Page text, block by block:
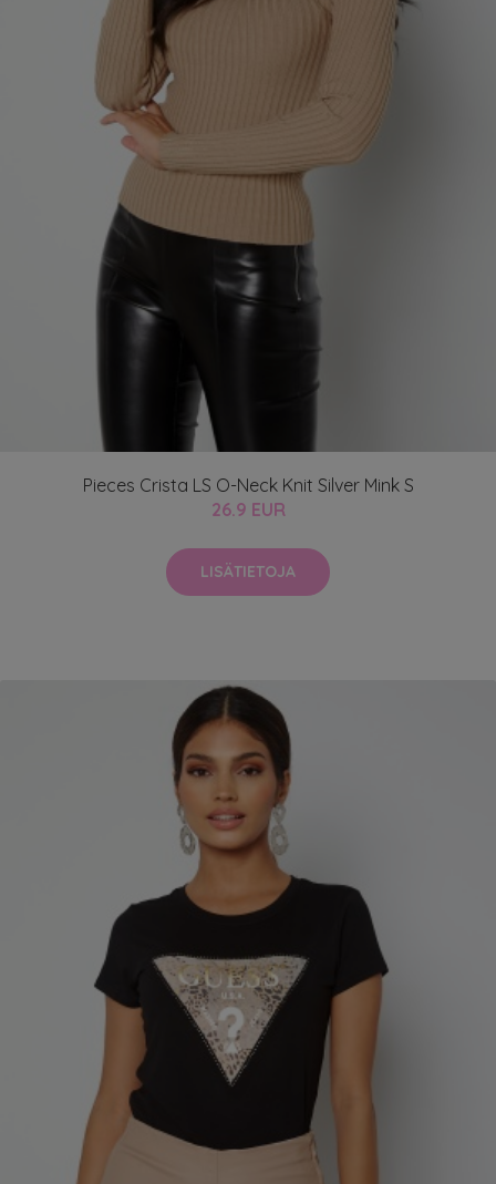
Pieces Crista LS O-Neck Knit Silver Mink S
26.9 EUR
LISÄTIETOJA